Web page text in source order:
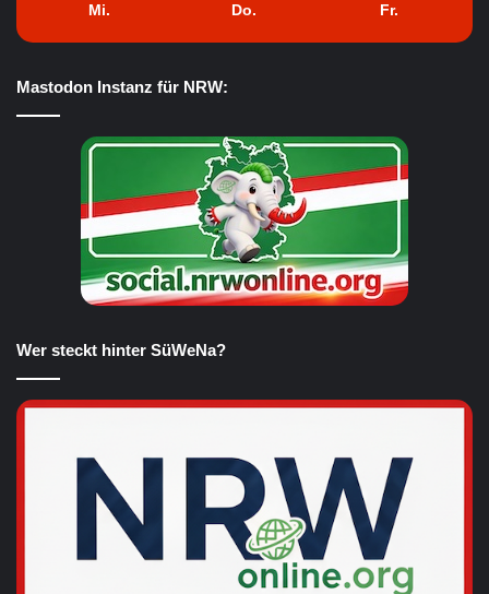
Mi. Do. Fr.
Mastodon Instanz für NRW:
Wer steckt hinter SüWeNa?